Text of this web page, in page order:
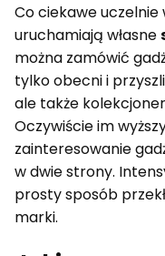
Co ciekawe uczelnie
uruchamiają własne
można zamówić
tylko obecni i
ale także
Oczywiście im
zainteresowanie
w dwie strony.
prosty sposób
marki.